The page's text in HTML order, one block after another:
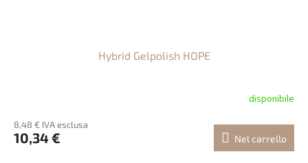
Hybrid Gelpolish HOPE
disponibile
8,48 € IVA esclusa
10,34 € Nel carrello